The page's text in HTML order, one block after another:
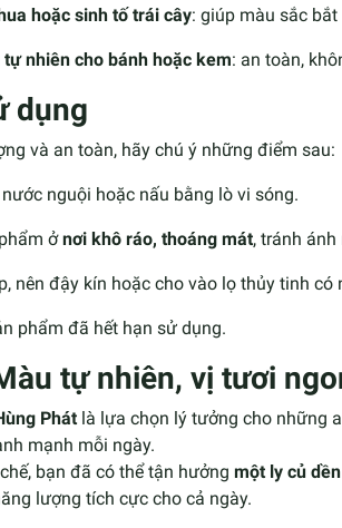
hoặc sinh tố trái cây: giúp màu sắc
tự nhiên cho bánh hoặc kem: an toàn,
dụng
và an toàn, hãy chú ý những điểm sau:
nguội hoặc nấu bằng lò vi sóng.
ởnơi khô ráo, thoáng mát, tránh
nên đậy kín hoặc cho vào lọ thủy tinh có
phẩm đã hết hạn sử dụng.
tự nhiên, vị tươi
Phát là lựa chọn lý tưởng cho những
mạnh mỗi ngày.
bạn đã có thể tận hưởng một ly củ
lượng tích cực cho cả ngày.